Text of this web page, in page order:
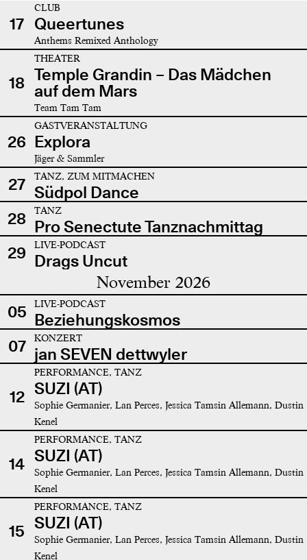
17
CLUB
Queertunes
Anthems Remixed Anthology
18
THEATER
Temple Grandin – Das Mädchen
auf dem Mars
Team Tam Tam
26
GASTVERANSTALTUNG
Explora
Jäger & Sammler
27 TANZ, ZUM MITMACHEN
Südpol Dance
28
TANZ
Pro Senectute Tanznachmittag
29
LIVE-PODCAST
Drags Uncut
November 2026
05 LIVE-PODCAST
Beziehungskosmos
07
KONZERT
jan SEVEN dettwyler
12
PERFORMANCE, TANZ
SUZI (AT)
Sophie Germanier, Lan Perces, Jessica Tamsin Allemann, Dustin
Kenel
14
PERFORMANCE, TANZ
SUZI (AT)
Sophie Germanier, Lan Perces, Jessica Tamsin Allemann, Dustin
Kenel
15
PERFORMANCE, TANZ
SUZI (AT)
Sophie Germanier, Lan Perces, Jessica Tamsin Allemann, Dustin
Kenel